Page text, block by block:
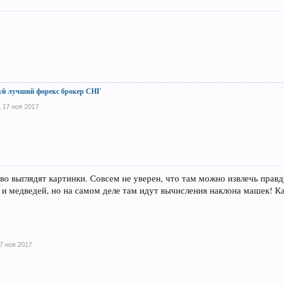
лучший форекс брокер СНГ
17 ноя 2017
выглядят картинки. Совсем не уверен, что там можно извлечь
медведей, но на самом деле там идут вычисления наклона машек!
ноя 2017